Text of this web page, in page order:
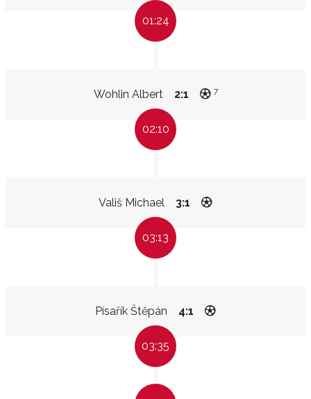
01:24
Wohlin Albert 2:1 7
02:10
Vališ Michael 3:1
03:13
Písařík Štěpán 4:1
03:35